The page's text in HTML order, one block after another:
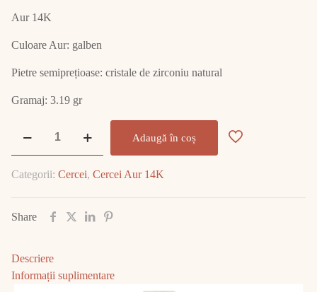
Aur 14K
Culoare Aur: galben
Pietre semiprețioase: cristale de zirconiu natural
Gramaj: 3.19 gr
14K
gr
Adaugă în coș
Categorii: Cercei, Cercei Aur 14K
Share
Descriere
Informații suplimentare